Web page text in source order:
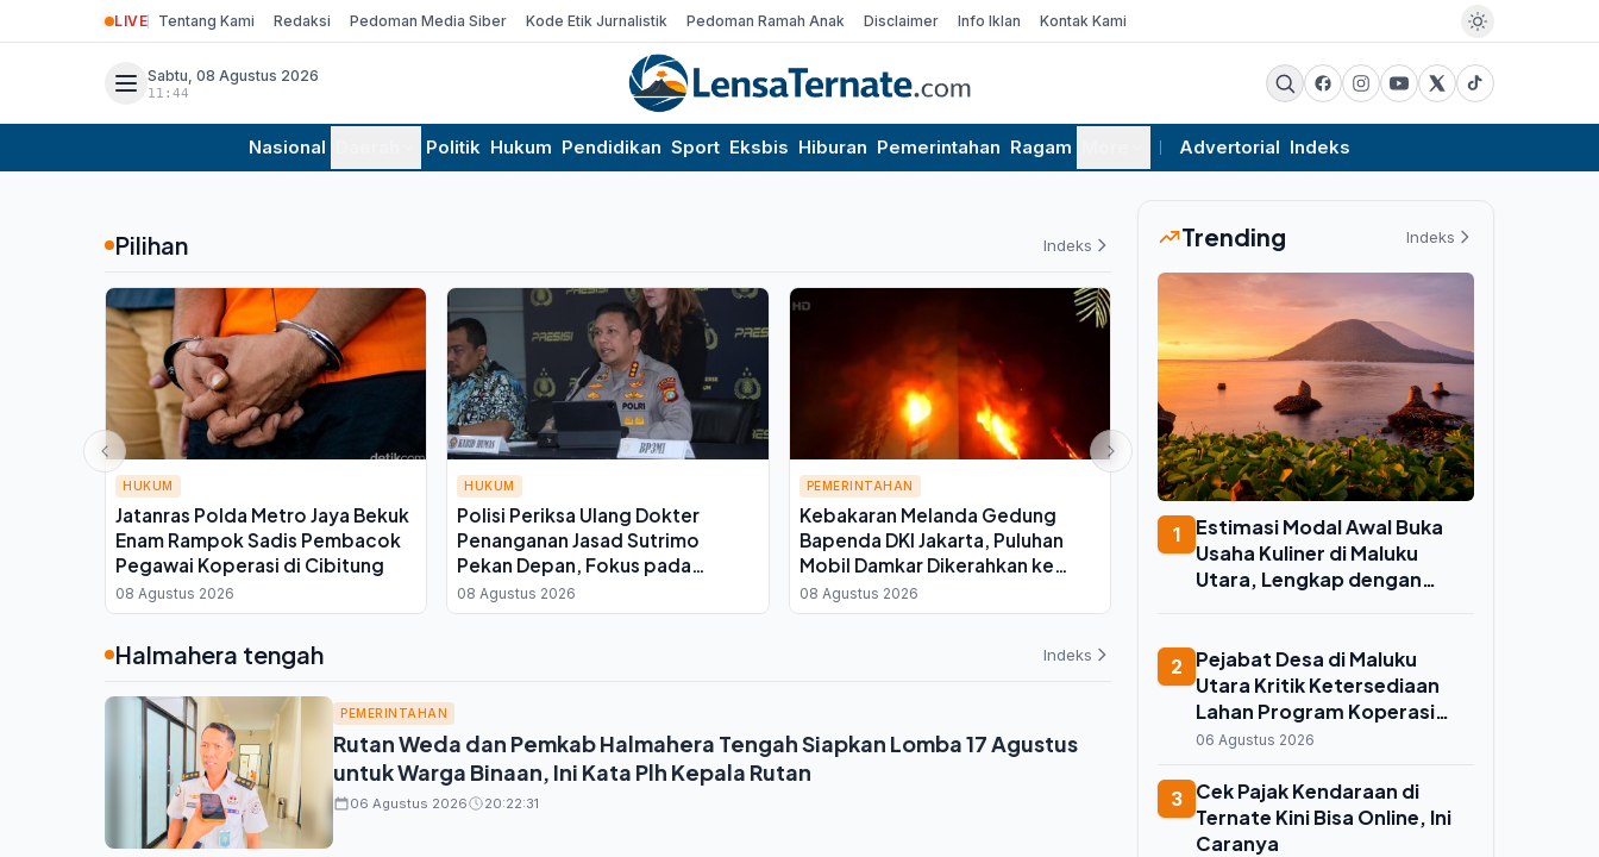
LIVE Tentang Kami Redaksi Pedoman Media Siber Kode Etik Jurnalistik Pedoman Ramah Anak Disclaimer Info Iklan Kontak Kami
Sabtu, 08 Agustus 2026
11:44
Nasional Politik Hukum Pendidikan Sport Eksbis Hiburan Pemerintahan Ragam Advertorial Indeks
Pilihan Indeks
HUKUM
Jatanras Polda Metro Jaya Bekuk
Enam Rampok Sadis Pembacok
Pegawai Koperasi di Cibitung
08 Agustus 2026
HUKUM
Polisi Periksa Ulang Dokter
Penanganan Jasad Sutrimo
Pekan Depan, Fokus pada
Kondisi Korban
08 Agustus 2026
PEMERINTAHAN
Kebakaran Melanda Gedung
Bapenda DKI Jakarta, Puluhan
Mobil Damkar Dikerahkan ke
Lokasi
08 Agustus 2026
EKSBIS
Pemprov Jateng Jajaki Investasi
di IKN, Otorita Tawarkan Insentif
Fiskal bagi Daerah Mitra
07 Agustus 2026
Halmahera tengah Indeks
PEMERINTAHAN
Rutan Weda dan Pemkab Halmahera Tengah Siapkan Lomba 17 Agustus
untuk Warga Binaan, Ini Kata Plh Kepala Rutan
06 Agustus 2026 20:22:31
Trending Indeks
1
Estimasi Modal Awal Buka
Usaha Kuliner di Maluku
Utara, Lengkap dengan
2
Pejabat Desa di Maluku
Utara Kritik Ketersediaan
Lahan Program Koperasi
Merah Putih saat Seminar di
06 Agustus 2026
3 Cek Pajak Kendaraan di
Ternate Kini Bisa Online, Ini
Caranya